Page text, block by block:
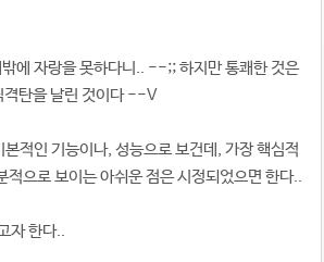
에 자랑을 못하다니.. --;; 하지만 통쾌한 것은
격탄을 날린 것이다 --V
적인 기능이나, 성능으로 보건데, 가장 핵심적
으로 보이는 아쉬운 점은 시정되었으면 한다..
자 한다..